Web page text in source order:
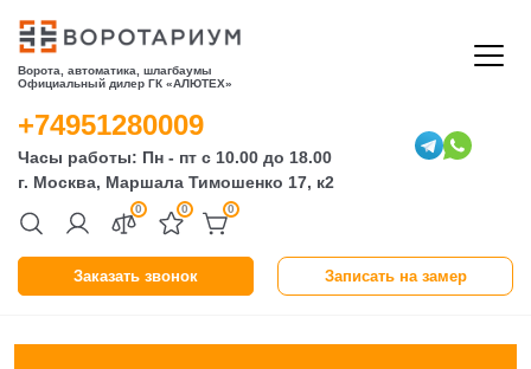
Ворота, автоматика, шлагбаумы
Официальный дилер ГК «АЛЮТЕХ»
Заказать звонок Записать на замер
0 0 0
+74951280009
Часы работы: Пн - пт с 10.00 до 18.00
г. Москва, Маршала Тимошенко 17, к2